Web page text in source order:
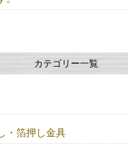
カテゴリー一覧
・箔押し金具